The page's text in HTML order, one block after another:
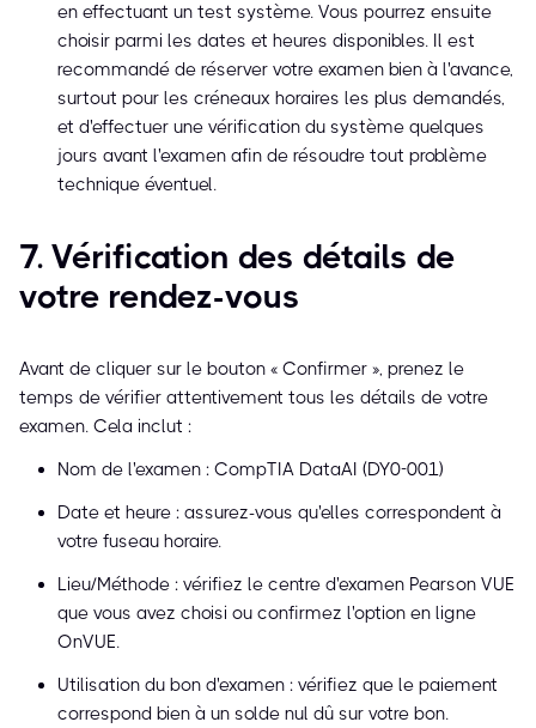
en effectuant un test système. Vous pourrez ensuite
choisir parmi les dates et heures disponibles. Il est
recommandé de réserver votre examen bien à l'avance,
surtout pour les créneaux horaires les plus demandés,
et d'effectuer une vérification du système quelques
jours avant l'examen afin de résoudre tout problème
technique éventuel.
7. Vérification des détails de
votre rendez-vous
Avant de cliquer sur le bouton « Confirmer », prenez le
temps de vérifier attentivement tous les détails de votre
examen. Cela inclut :
Nom de l'examen : CompTIA DataAI (DY0-001)
Date et heure : assurez-vous qu'elles correspondent à
votre fuseau horaire.
Lieu/Méthode : vérifiez le centre d'examen Pearson VUE
que vous avez choisi ou confirmez l'option en ligne
OnVUE.
Utilisation du bon d'examen : vérifiez que le paiement
correspond bien à un solde nul dû sur votre bon.